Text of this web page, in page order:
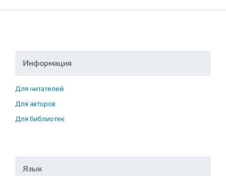
Информация
Для читателей
Для авторов
Для библиотек
Язык